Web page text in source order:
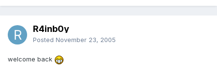
R4inb0y
Posted November 23, 2005
welcome back